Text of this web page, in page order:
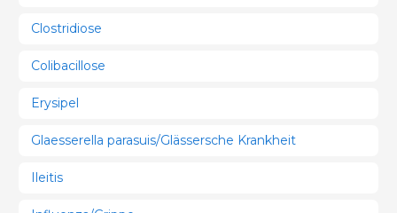
Clostridiose
Colibacillose
Erysipel
Glaesserella parasuis/Glässersche Krankheit
Ileitis